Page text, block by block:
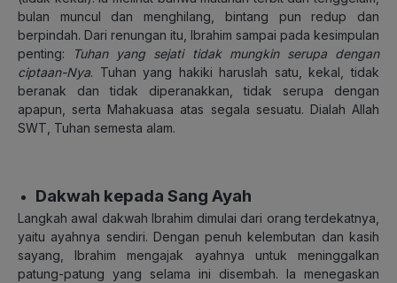
bulan muncul dan menghilang, bintang pun redup dan
berpindah. Dari renungan itu, Ibrahim sampai pada kesimpulan
penting:
Tuhan yang sejati tidak mungkin serupa dengan
ciptaan-Nya. Tuhan yang hakiki haruslah satu, kekal, tidak
beranak dan tidak diperanakkan, tidak serupa dengan
apapun, serta Mahakuasa atas segala sesuatu. Dialah Allah
SWT, Tuhan semesta alam.
Dakwah kepada Sang Ayah
Langkah awal dakwah Ibrahim dimulai dari orang terdekatnya,
yaitu ayahnya sendiri. Dengan penuh kelembutan dan kasih
sayang, Ibrahim mengajak ayahnya untuk meninggalkan
patung-patung yang selama ini disembah. Ia menegaskan